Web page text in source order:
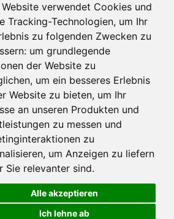
Website verwendet Cookies und
Tracking-Technologien, um Ihr
zu folgenden Zwecken zu
um grundlegende
der Website zu
, um ein besseres Erlebnis
Website zu bieten, um Ihr
an unseren Produkten und
zu messen und
zu
, um Anzeigen zu liefern
Sie relevanter sind.
Alle akzeptieren
Ich lehne ab